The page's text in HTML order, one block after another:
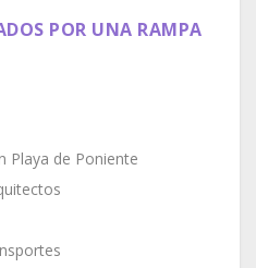
POR UNA RAMPA
Playa de Poniente